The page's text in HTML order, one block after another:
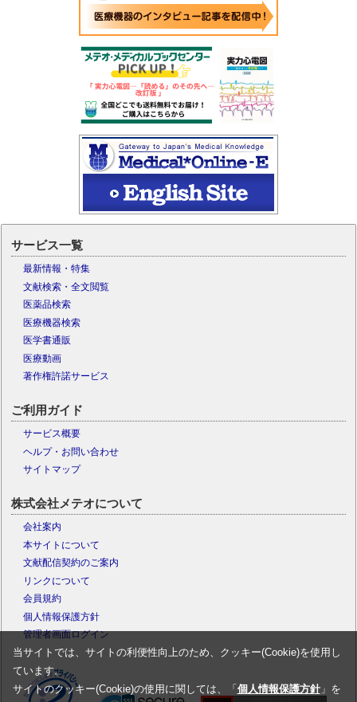
サービス一覧
最新情報・特集
文献検索・全文閲覧
医薬品検索
医療機器検索
医学書通販
医療動画
著作権許諾サービス
ご利用ガイド
サービス概要
ヘルプ・お問い合わせ
サイトマップ
株式会社メテオについて
会社案内
本サイトについて
文献配信契約のご案内
リンクについて
会員規約
個人情報保護方針
管理者画面ログイン
当サイトでは、サイトの利便性向上のため、クッキー(Cookie)を使用し
ています。
サイトのクッキー(Cookie)の使用に関しては、「 個人情報保護方針」を